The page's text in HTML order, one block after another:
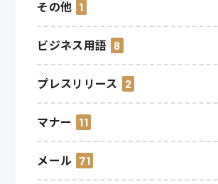
その他 1
ビジネス用語 8
プレスリリース 2
マナー 11
メール 71